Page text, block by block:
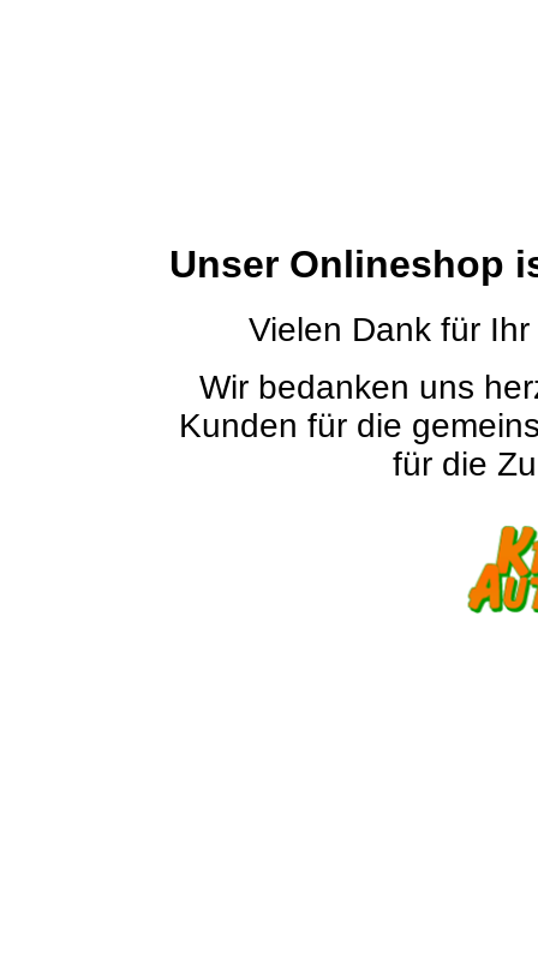
Unser Onlineshop
Vielen Dank für
Wir bedanken uns
Kunden für die
für die